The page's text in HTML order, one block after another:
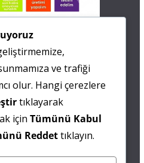
ve trafiği
olur. Hangi çerezlere
tıklayarak
için Tümünü Kabul
Reddettıklayın.